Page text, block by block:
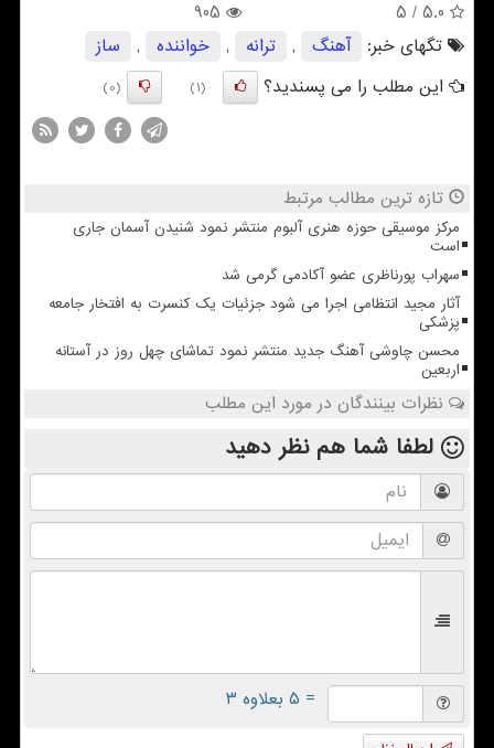
5.0
/ 5
905
تگهای خبر:
آهنگ , ترانه , خواننده ,
ساز
این مطلب را می پسندید؟
(1)
(0)
تازه ترین مطالب مرتبط
مرکز موسیقی حوزه هنری آلبوم منتشر نمود شنیدن آسمان جاری
است
سهراب پورناظری عضو آکادمی گرمی شد
آثار مجید انتظامی اجرا می شود جزئیات یک کنسرت به افتخار جامعه
پزشکی
محسن چاوشی آهنگ جدید منتشر نمود تماشای چهل روز در آستانه
اربعین
نظرات بینندگان در مورد این مطلب
لطفا شما همنظر دهید
= ۵ بعلاوه ۳